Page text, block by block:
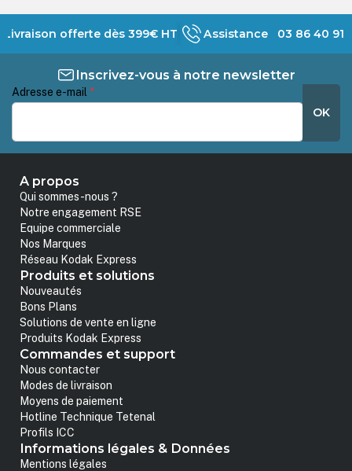
Livraison offerte dès 399€ HT Assistance 03 86 40 91
Inscrivez-vous à notre newsletter
Adresse e-mail *
OK
A propos
Qui sommes-nous ?
Notre engagement RSE
Equipe commerciale
Nos Marques
Réseau Kodak Express
Produits et solutions
Nouveautés
Bons Plans
Solutions de vente en ligne
Produits Kodak Express
Commandes et support
Nous contacter
Modes de livraison
Moyens de paiement
Hotline Technique Tetenal
Profils ICC
Informations légales & Données
Mentions légales